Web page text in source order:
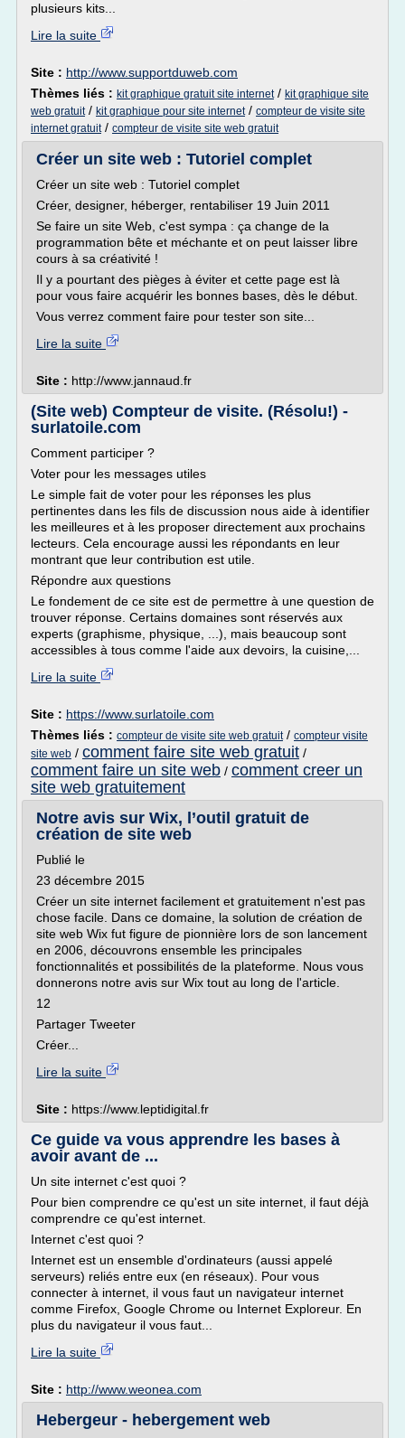
plusieurs kits...
Lire la suite
Site : http://www.supportduweb.com
Thèmes liés : kit graphique gratuit site internet/ kit graphique site
web gratuit/ kit graphique pour site internet/ compteur de visite site
internet gratuit/ compteur de visite site web gratuit
Créer un site web : Tutoriel complet
Créer un site web : Tutoriel complet
Créer, designer, héberger, rentabiliser 19 Juin 2011
Se faire un site Web, c'est sympa : ça change de la
programmation bête et méchante et on peut laisser libre
cours à sa créativité !
Il y a pourtant des pièges à éviter et cette page est là
pour vous faire acquérir les bonnes bases, dès le début.
Vous verrez comment faire pour tester son site...
Lire la suite
Site : http://www.jannaud.fr
(Site web) Compteur de visite. (Résolu!) -
surlatoile.com
Comment participer ?
Voter pour les messages utiles
Le simple fait de voter pour les réponses les plus
pertinentes dans les fils de discussion nous aide à identifier
les meilleures et à les proposer directement aux prochains
lecteurs. Cela encourage aussi les répondants en leur
montrant que leur contribution est utile.
Répondre aux questions
Le fondement de ce site est de permettre à une question de
trouver réponse. Certains domaines sont réservés aux
experts (graphisme, physique, ...), mais beaucoup sont
accessibles à tous comme l'aide aux devoirs, la cuisine,...
Lire la suite
Site : https://www.surlatoile.com
Thèmes liés : compteur de visite site web gratuit/ compteur visite
site web / comment faire site web gratuit /
comment faire un site web / comment creer un
site web gratuitement
Notre avis sur Wix, l’outil gratuit de
création de site web
Publié le
23 décembre 2015
Créer un site internet facilement et gratuitement n'est pas
chose facile. Dans ce domaine, la solution de création de
site web Wix fut figure de pionnière lors de son lancement
en 2006, découvrons ensemble les principales
fonctionnalités et possibilités de la plateforme. Nous vous
donnerons notre avis sur Wix tout au long de l'article.
12
Partager Tweeter
Créer...
Lire la suite
Site : https://www.leptidigital.fr
Ce guide va vous apprendre les bases à
avoir avant de ...
Un site internet c'est quoi ?
Pour bien comprendre ce qu'est un site internet, il faut déjà
comprendre ce qu'est internet.
Internet c'est quoi ?
Internet est un ensemble d'ordinateurs (aussi appelé
serveurs) reliés entre eux (en réseaux). Pour vous
connecter à internet, il vous faut un navigateur internet
comme Firefox, Google Chrome ou Internet Exploreur. En
plus du navigateur il vous faut...
Lire la suite
Site : http://www.weonea.com
Hebergeur - hebergement web